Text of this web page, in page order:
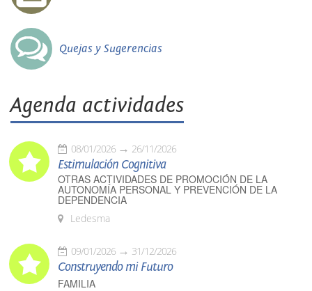
Quejas y Sugerencias
Agenda actividades
08/01/2026 26/11/2026
Estimulación Cognitiva
OTRAS ACTIVIDADES DE PROMOCIÓN DE LA
AUTONOMÍA PERSONAL Y PREVENCIÓN DE LA
DEPENDENCIA
Ledesma
09/01/2026 31/12/2026
Construyendo mi Futuro
FAMILIA